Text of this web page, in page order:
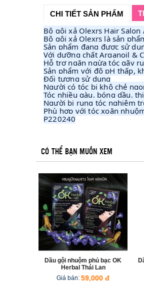
CHI TIẾT SẢN PHẨM
Bộ gội xả Olexrs Hair
Bộ gội xả Olexrs là sản
Sản phẩm đang được sử
Với dưỡng chất Arganoil &
Hỗ trợ ngăn ngừa tóc gãy
Sản phẩm với độ pH thấp,
Đối tượng sử dụng
Người có tóc bị khô chẻ
Tóc nhiều gàu, bóng dầu,
Người bị rụng tóc nghiêm
Phù hợp với tóc xoăn
P220240
CÓ THỂ BẠN MUỐN XEM
Dầu gội nhuộm phủ bạc OK
Herbal Thái Lan
Giá bán: 59,000 đ